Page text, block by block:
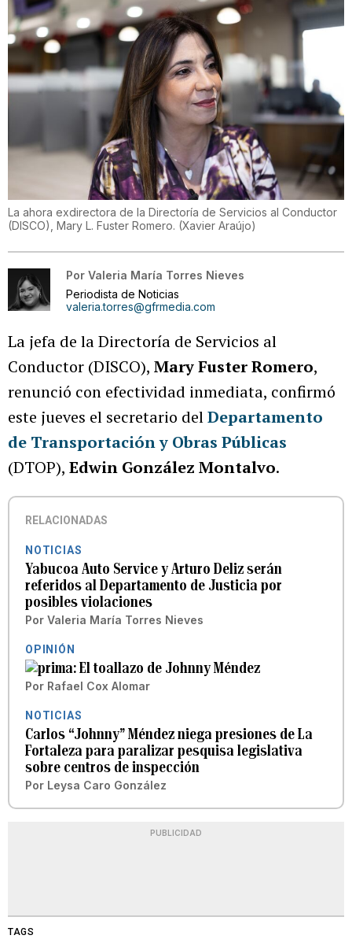
La ahora exdirectora de la Directoría de Servicios al Conductor
(DISCO), Mary L. Fuster Romero. (Xavier Araújo)
Por Valeria María Torres Nieves
Periodista de Noticias
valeria.torres@gfrmedia.com
La jefa de la Directoría de Servicios al
Conductor (DISCO), Mary Fuster Romero,
renunció con efectividad inmediata, confirmó
este jueves el secretario delDepartamento
de Transportación y Obras Públicas
(DTOP), Edwin González Montalvo.
RELACIONADAS
NOTICIAS
Yabucoa Auto Service y Arturo Deliz serán
referidos al Departamento de Justicia por
posibles violaciones
Por Valeria María Torres Nieves
OPINIÓN
El toallazo de Johnny Méndez
Por Rafael Cox Alomar
NOTICIAS
Carlos “Johnny” Méndez niega presiones de La
Fortaleza para paralizar pesquisa legislativa
sobre centros de inspección
Por Leysa Caro González
PUBLICIDAD
TAGS